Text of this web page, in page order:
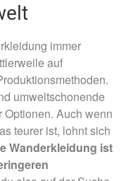
immer
auf
umweltschonende
Auch wenn
teurer ist, lohnt sich
Wanderkleidung ist